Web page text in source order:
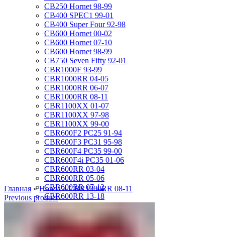
CB250 Hornet 98-99
CB400 SPEC1 99-01
CB400 Super Four 92-98
CB600 Hornet 00-02
CB600 Hornet 07-10
CB600 Hornet 98-99
CB750 Seven Fifty 92-01
CBR1000F 93-99
CBR1000RR 04-05
CBR1000RR 06-07
CBR1000RR 08-11
CBR1100XX 01-07
CBR1100XX 97-98
CBR1100XX 99-00
CBR600F2 PC25 91-94
CBR600F3 PC31 95-98
CBR600F4 PC35 99-00
CBR600F4i PC35 01-06
CBR600RR 03-04
CBR600RR 05-06
CBR600RR 07-12
CBR600RR 13-18
CBR750F Hurricane 87-89
CBR929RR 00-01
CBR954RR 02-03
GL1500 Gold Wing 88-00
Главная »Honda»CBR1000RR 08-11
Previous product